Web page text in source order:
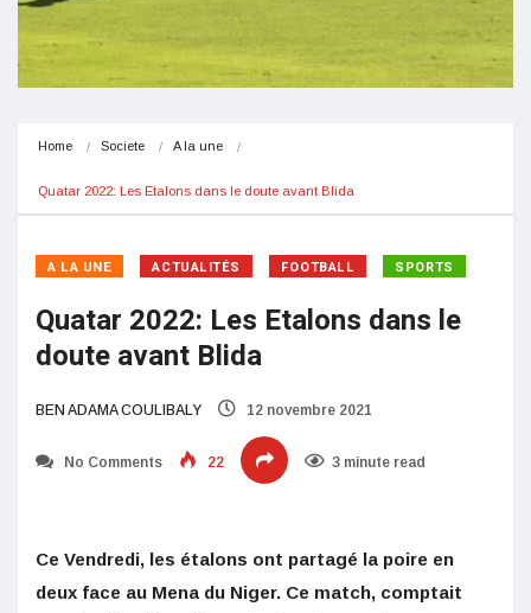
Home Societe A la une
Quatar 2022: Les Etalons dans le doute avant Blida
A LA UNE ACTUALITÉS FOOTBALL SPORTS
Quatar 2022: Les Etalons dans le
doute avant Blida
BEN ADAMA COULIBALY 12 novembre 2021
No Comments 22 3 minute read
Ce Vendredi, les étalons ont partagé la poire en
deux face au Mena du Niger. Ce match, comptait